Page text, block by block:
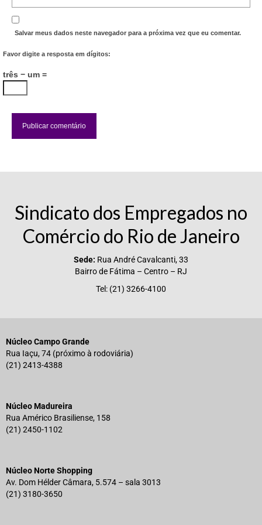
Salvar meus dados neste navegador para a próxima vez que eu comentar.
Favor digite a resposta em dígitos:
três − um =
Sindicato dos Empregados no
Comércio do Rio de Janeiro
Sede: Rua André Cavalcanti, 33
Bairro de Fátima – Centro – RJ
Tel: (21) 3266-4100
Núcleo Campo Grande
Rua Iaçu, 74 (próximo à rodoviária)
(21) 2413-4388
Núcleo Madureira
Rua Américo Brasiliense, 158
(21) 2450-1102
Núcleo Norte Shopping
Av. Dom Hélder Câmara, 5.574 – sala 3013
(21) 3180-3650